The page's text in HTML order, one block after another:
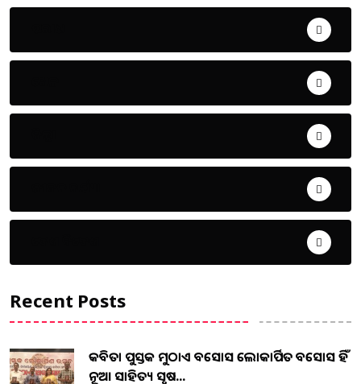
Recent Posts
କବିତା ପୁସ୍ତକ ମୁଠାଏ ଅବସୋସ ଲୋକାର୍ପିତ ଅବସୋସ ହିଁ
ନୂଆ ସାହିତ୍ୟ ସୃଷ...